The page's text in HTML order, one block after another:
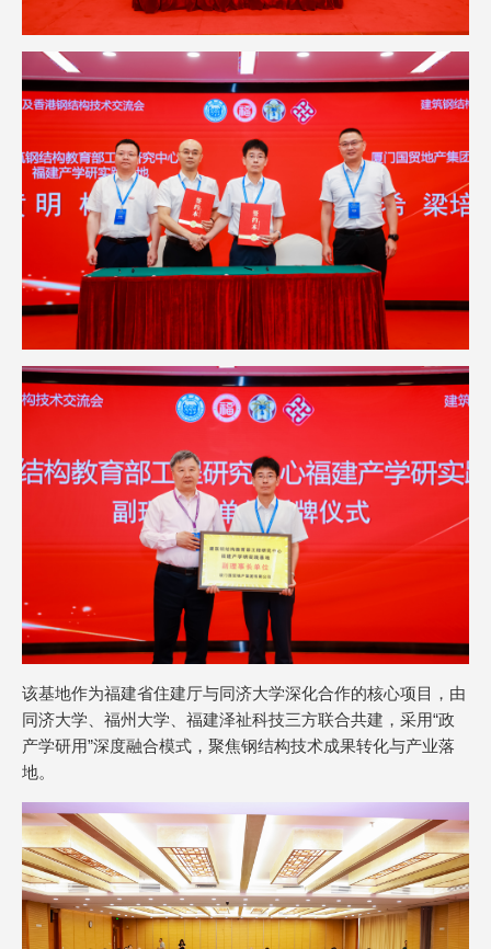
该基地作为福建省住建厅与同济大学深化合作的核心项目，由
同济大学、福州大学、福建泽祉科技三方联合共建，采用“政
产学研用”深度融合模式，聚焦钢结构技术成果转化与产业落
地。